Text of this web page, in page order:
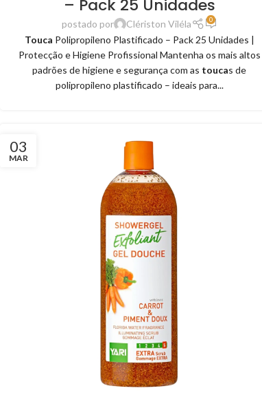
– Pack 25 Unidades
postado por Clériston Viléla 0
Touca Polipropileno Plastificado – Pack 25 Unidades |
Protecção e Higiene Profissional Mantenha os mais altos
padrões de higiene e segurança com as toucas de
polipropileno plastificado – ideais para...
03
MAR